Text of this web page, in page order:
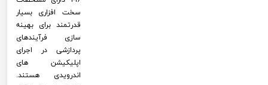
سخت افزاری بسیار
قدرتمند برای بهینه
سازی فرآیندهای
پردازشی در اجرای
اپلیکیشن های
اندرویدی هستند.